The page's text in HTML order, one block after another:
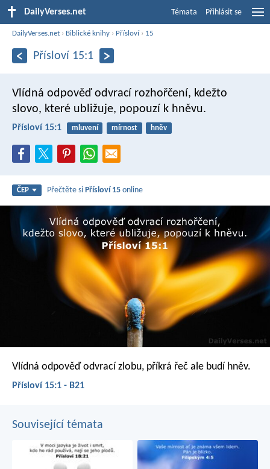
DailyVerses.net Témata Přihlásit se
DailyVerses.net › Biblické knihy › Přísloví› 15
Přísloví 15:1
Vlídná odpověď odvrací rozhořčení, kdežto
slovo, které ubližuje, popouzí k hněvu.
Přísloví 15:1 mluvení mírnost hněv
ČEP Přečtěte siPřísloví 15 online
Vlídná odpověď odvrací zlobu, příkrá řeč ale budí hněv.
Přísloví 15:1 - B21
Související témata